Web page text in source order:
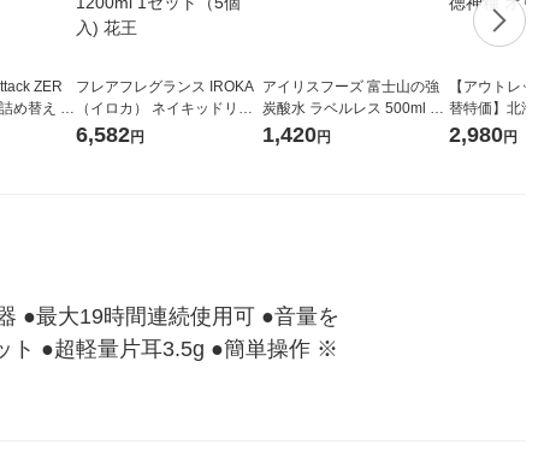
ZER
め替え メ
1セット
花王
フレアフレグランス IROKA
（イロカ） ネイキッドリリ
ーの香り 柔軟剤 詰め替え 超
特大 1200ml 1セット（5個
6,582円
アイリスフーズ 富士山の強
炭酸水 ラベルレス 500ml 1
箱（24本入）
1,420円
【アウトレッ
替特価】北海
し 無洗米 5kg
米 木徳神糧 オ
2,980円
●最大19時間連続使用可 ●音量を
ト ●超軽量片耳3.5g ●簡単操作 ※